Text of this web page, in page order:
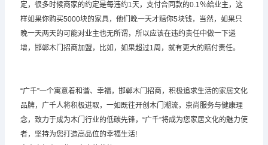
定，很多时候商家的约定是每违约1天，支付合同款的0.1％給业主，这
样如果你购买5000块的家具，他们晚一天才赔你5块钱，当然，如果只
晚一天两天的可能对业主也无所谓，所以应该在违约责任中做一下递
增，邯郸木门招商加盟，比如，如果超过1周，就有更大的赔付责任。
“广千”一个寓意着和谐、幸福，邯郸木门招商，积极追求生活的家居文化
品牌，广千人将积极进取，一如既往开创木门潮流，崇尚服务与健康理
念，致力于成为木门行业的低碳先锋，“广千”将成为您家居文化的魅力使
者，坚持为您打造高品位的幸福生活!